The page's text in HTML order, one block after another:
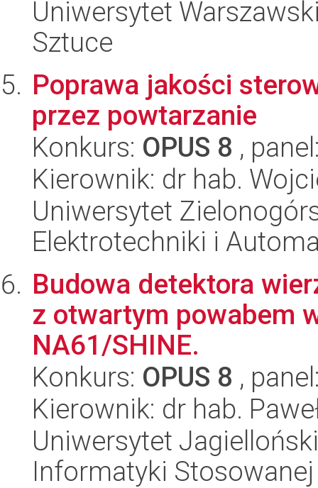
Uniwersytet
Sztuce
Poprawa jakości
przez powtarzanie
Konkurs: OPUS 8 ,
Kierownik: dr hab.
Uniwersytet
Elektrotechniki i
Budowa detektora
z otwartym powabem
NA61/SHINE.
Konkurs: OPUS 8 ,
Kierownik: dr hab.
Uniwersytet
Informatyki Stosowanej